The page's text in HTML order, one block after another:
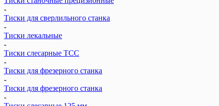
-
Тиски для сверлильного станка
-
Тиски лекальные
-
Тиски слесарные ТСС
-
Тиски для фрезерного станка
-
Тиски для фрезерного станка
-